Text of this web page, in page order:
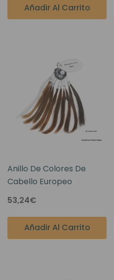
Añadir Al Carrito
Anillo De Colores De
Cabello Europeo
53,24€
Añadir Al Carrito